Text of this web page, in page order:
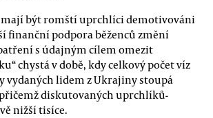
mají být romští uprchlíci demotivováni
finanční podpora běženců změní
s údajným cílem omezit
chystá v době, kdy celkový počet víz
vydaných lidem z Ukrajiny stoupá
diskutovaných uprchlíků-
nižší tisíce.